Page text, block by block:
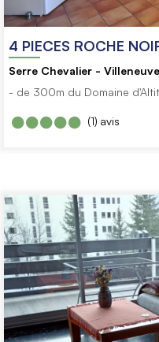
4 PIECES ROCHE
Serre Chevalier - Villeneuve
- de 300m du Domaine
avis
(1)